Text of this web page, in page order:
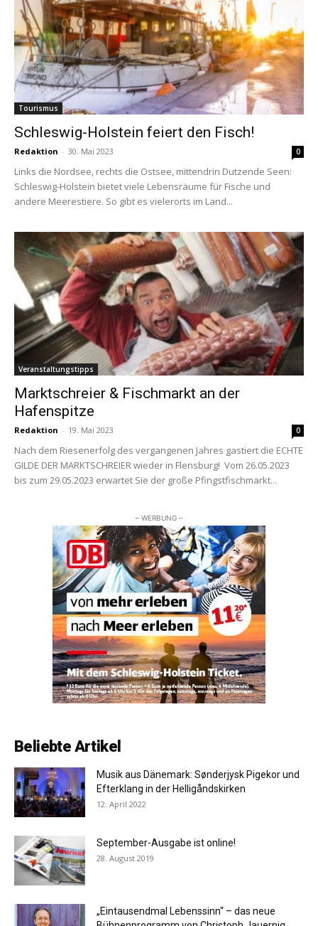
Tourismus
Schleswig-Holstein feiert den Fisch!
Redaktion - 30. Mai 2023 0
Links die Nordsee, rechts die Ostsee, mittendrin Dutzende Seen:
Schleswig-Holstein bietet viele Lebensräume für Fische und
andere Meerestiere. So gibt es vielerorts im Land...
Veranstaltungstipps
Marktschreier & Fischmarkt an der
Hafenspitze
Redaktion - 19. Mai 2023 0
Nach dem Riesenerfolg des vergangenen Jahres gastiert die ECHTE
GILDE DER MARKTSCHREIER wieder in Flensburg! Vom 26.05.2023
bis zum 29.05.2023 erwartet Sie der große Pfingstfischmarkt...
– WERBUNG –
Beliebte Artikel
Musik aus Dänemark: Sønderjysk Pigekor und
Efterklang in der Helligåndskirken
12. April 2022
September-Ausgabe ist online!
28. August 2019
„Eintausendmal Lebenssinn“ – das neue